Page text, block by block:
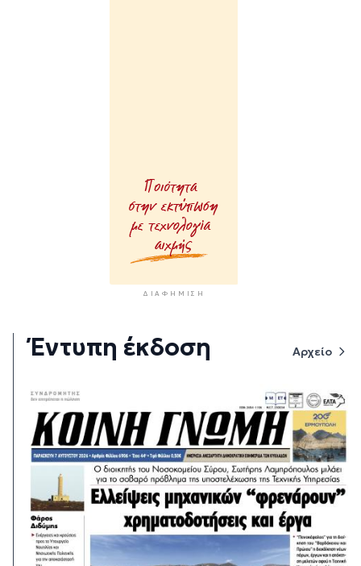
ΔΙΑΦΉΜΙΣΗ
Έντυπη έκδοση Αρχείο